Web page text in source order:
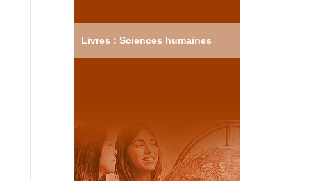
Livres : Sciences humaines